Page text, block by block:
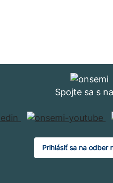
Spojte sa s
Prihlásiť sa na odber